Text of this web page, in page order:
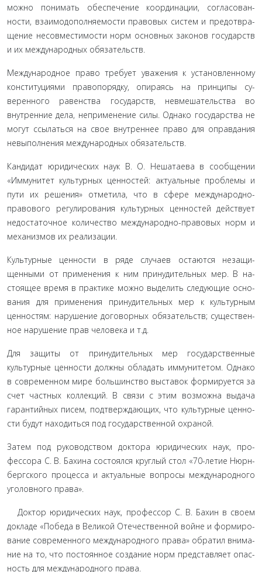
можно понимать обеспечение координации, согласован­
ности, взаимодополняемости правовых систем и предотвра­
щение несовместимости норм основных законов государств
и их международных обязательств.
Международное право требует уважения к установленно­му
конституциями правопорядку, опираясь на принципы су­
веренного равенства государств, невмешательства во
внутрен­ние дела, неприменение силы. Однако государства не
могут ссылаться на свое внутреннее право для оправдания
невыпол­нения международных обязательств.
Кандидат юридических наук В. О. Нешатаева в сообще­нии
«Иммунитет культурных ценностей: актуальные пробле­мы и
пути их решения» отметила, что в сфере международ­но-
правового регулирования культурных ценностей действует
недостаточное количество международно-правовых норм и
механизмов их реализации.
Культурные ценности в ряде случаев остаются незащи­
щенными от применения к ним принудительных мер. В на­
стоящее время в практике можно выделить следующие осно­
вания для применения принудительных мер к культурным
ценностям: нарушение договорных обязательств; существен­
ное нарушение прав человека и т.д.
Для защиты от принудительных мер государственные
культурные ценности должны обладать иммунитетом. Одна­ко
в современном мире большинство выставок формируется за
счет частных коллекций. В связи с этим возможна выдача
гарантийных писем, подтверждающих, что культурные ценно­
сти будут находиться под государственной охраной.
Затем под руководством доктора юридических наук, про­
фессора С. В. Бахина состоялся круглый стол «70-летие Нюрн­
бергского процесса и актуальные вопросы международного
уголовного права».
Доктор юридических наук, профессор С. В. Бахин в своем
докладе «Победа в Великой Отечественной войне и формиро­
вание современного международного права» обратил внима­
ние на то, что постоянное создание норм представляет опас­
ность для международного права.